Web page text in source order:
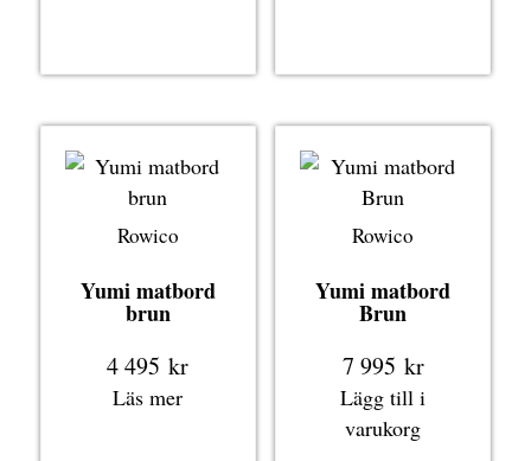
Rowico
Yumi matbord
brun
4 495kr
Läs mer
Rowico
Yumi matbord
Brun
7 995 kr
Lägg till i
varukorg